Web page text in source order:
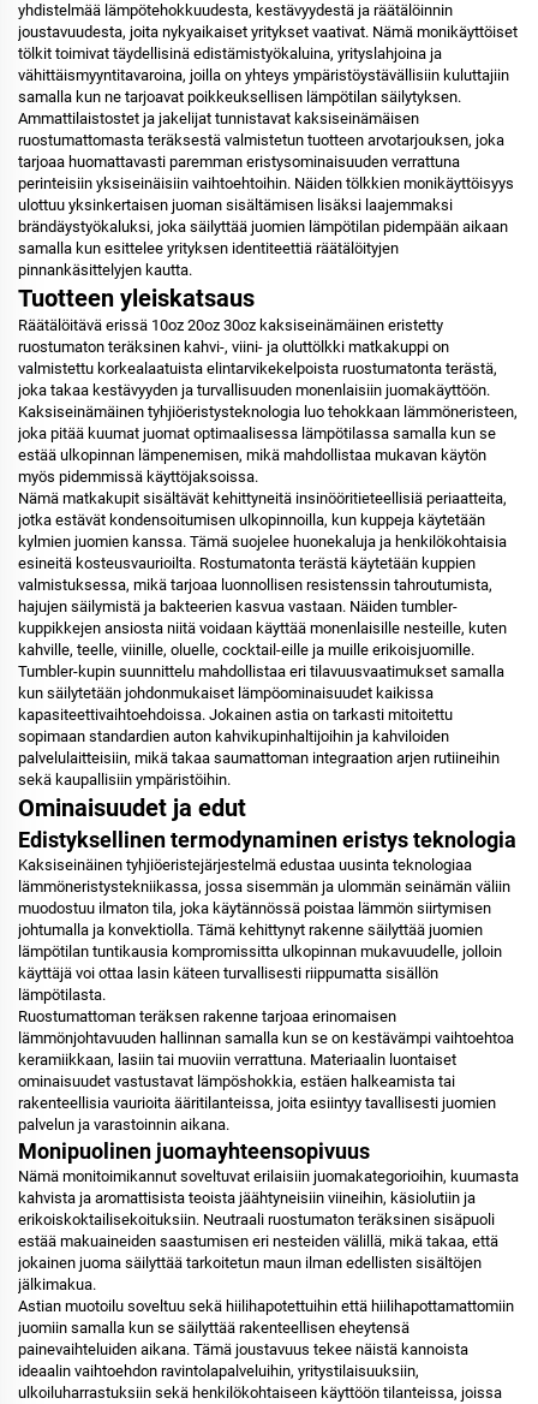
yhdistelmää lämpötehokkuudesta, kestävyydestä ja räätälöinnin
joustavuudesta, joita nykyaikaiset yritykset vaativat. Nämä monikäyttöiset
tölkit toimivat täydellisinä edistämistyökaluina, yrityslahjoina ja
vähittäismyyntitavaroina, joilla on yhteys ympäristöystävällisiin kuluttajiin
samalla kun ne tarjoavat poikkeuksellisen lämpötilan säilytyksen.
Ammattilaistostet ja jakelijat tunnistavat kaksiseinämäisen
ruostumattomasta teräksestä valmistetun tuotteen arvotarjouksen, joka
tarjoaa huomattavasti paremman eristysominaisuuden verrattuna
perinteisiin yksiseinäisiin vaihtoehtoihin. Näiden tölkkien monikäyttöisyys
ulottuu yksinkertaisen juoman sisältämisen lisäksi laajemmaksi
brändäystyökaluksi, joka säilyttää juomien lämpötilan pidempään aikaan
samalla kun esittelee yrityksen identiteettiä räätälöityjen
pinnankäsittelyjen kautta.
Tuotteen yleiskatsaus
Räätälöitävä erissä 10oz 20oz 30oz kaksiseinämäinen eristetty
ruostumaton teräksinen kahvi-, viini- ja oluttölkki matkakuppi on
valmistettu korkealaatuista elintarvikekelpoista ruostumatonta terästä,
joka takaa kestävyyden ja turvallisuuden monenlaisiin juomakäyttöön.
Kaksiseinämäinen tyhjiöeristysteknologia luo tehokkaan lämmöneristeen,
joka pitää kuumat juomat optimaalisessa lämpötilassa samalla kun se
estää ulkopinnan lämpenemisen, mikä mahdollistaa mukavan käytön
myös pidemmissä käyttöjaksoissa.
Nämä matkakupit sisältävät kehittyneitä insinööritieteellisiä periaatteita,
jotka estävät kondensoitumisen ulkopinnoilla, kun kuppeja käytetään
kylmien juomien kanssa. Tämä suojelee huonekaluja ja henkilökohtaisia
esineitä kosteusvaurioilta. Rostumatonta terästä käytetään kuppien
valmistuksessa, mikä tarjoaa luonnollisen resistenssin tahroutumista,
hajujen säilymistä ja bakteerien kasvua vastaan. Näiden tumbler-
kuppikkejen ansiosta niitä voidaan käyttää monenlaisille nesteille, kuten
kahville, teelle, viinille, oluelle, cocktail-eille ja muille erikoisjuomille.
Tumbler-kupin suunnittelu mahdollistaa eri tilavuusvaatimukset samalla
kun säilytetään johdonmukaiset lämpöominaisuudet kaikissa
kapasiteettivaihtoehdoissa. Jokainen astia on tarkasti mitoitettu
sopimaan standardien auton kahvikupinhaltijoihin ja kahviloiden
palvelulaitteisiin, mikä takaa saumattoman integraation arjen rutiineihin
sekä kaupallisiin ympäristöihin.
Ominaisuudet ja edut
Edistyksellinen termodynaminen eristys teknologia
Kaksiseinäinen tyhjiöeristejärjestelmä edustaa uusinta teknologiaa
lämmöneristystekniikassa, jossa sisemmän ja ulommän seinämän väliin
muodostuu ilmaton tila, joka käytännössä poistaa lämmön siirtymisen
johtumalla ja konvektiolla. Tämä kehittynyt rakenne säilyttää juomien
lämpötilan tuntikausia kompromissitta ulkopinnan mukavuudelle, jolloin
käyttäjä voi ottaa lasin käteen turvallisesti riippumatta sisällön
lämpötilasta.
Ruostumattoman teräksen rakenne tarjoaa erinomaisen
lämmönjohtavuuden hallinnan samalla kun se on kestävämpi vaihtoehtoa
keramiikkaan, lasiin tai muoviin verrattuna. Materiaalin luontaiset
ominaisuudet vastustavat lämpöshokkia, estäen halkeamista tai
rakenteellisia vaurioita ääritilanteissa, joita esiintyy tavallisesti juomien
palvelun ja varastoinnin aikana.
Monipuolinen juomayhteensopivuus
Nämä monitoimikannut soveltuvat erilaisiin juomakategorioihin, kuumasta
kahvista ja aromattisista teoista jäähtyneisiin viineihin, käsiolutiin ja
erikoiskoktailisekoituksiin. Neutraali ruostumaton teräksinen sisäpuoli
estää makuaineiden saastumisen eri nesteiden välillä, mikä takaa, että
jokainen juoma säilyttää tarkoitetun maun ilman edellisten sisältöjen
jälkimakua.
Astian muotoilu soveltuu sekä hiilihapotettuihin että hiilihapottamattomiin
juomiin samalla kun se säilyttää rakenteellisen eheytensä
painevaihteluiden aikana. Tämä joustavuus tekee näistä kannoista
ideaalin vaihtoehdon ravintolapalveluihin, yritystilaisuuksiin,
ulkoiluharrastuksiin sekä henkilökohtaiseen käyttöön tilanteissa, joissa